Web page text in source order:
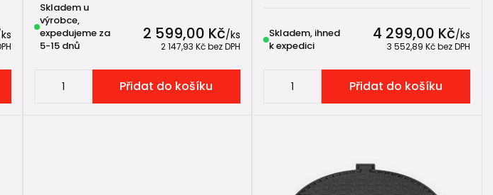
ks 2 599,00 Kč/ks
2 147,93 Kčbez DPH
Skladem u
výrobce,
expedujeme za
5-15 dnů
Přidat do košíku
4 299,00 Kč/ks
3 552,89 Kčbez DPH
Skladem, ihned
k expedici
Přidat do košíku